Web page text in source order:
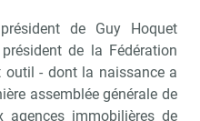
de Guy Hoquet
de la Fédération
outil - dont la naissance a
assemblée générale de
immobilières de